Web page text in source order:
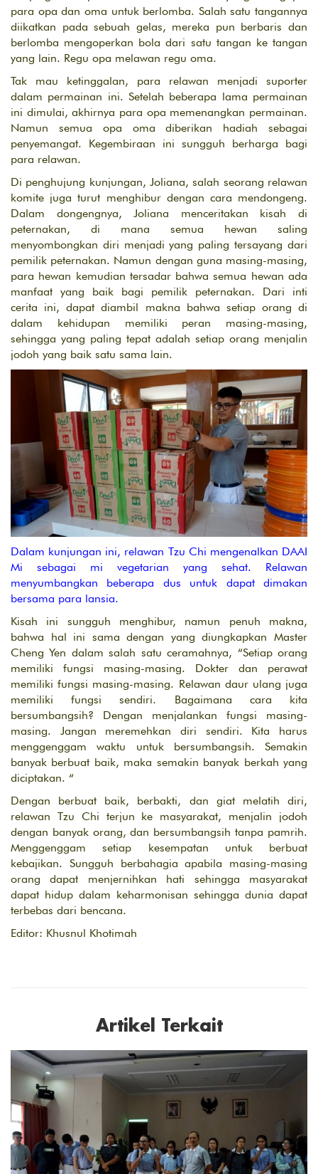
para opa dan oma untuk berlomba. Salah satu tangannya
diikatkan pada sebuah gelas, mereka pun berbaris dan
berlomba mengoperkan bola dari satu tangan ke tangan
yang lain. Regu opa melawan regu oma.
Tak mau ketinggalan, para relawan menjadi suporter
dalam permainan ini. Setelah beberapa lama permainan
ini dimulai, akhirnya para opa memenangkan permainan.
Namun semua opa oma diberikan hadiah sebagai
penyemangat. Kegembiraan ini sungguh berharga bagi
para relawan.
Di penghujung kunjungan, Joliana, salah seorang relawan
komite juga turut menghibur dengan cara mendongeng.
Dalam dongengnya, Joliana menceritakan kisah di
peternakan, di mana semua hewan saling
menyombongkan diri menjadi yang paling tersayang dari
pemilik peternakan. Namun dengan guna masing-masing,
para hewan kemudian tersadar bahwa semua hewan ada
manfaat yang baik bagi pemilik peternakan. Dari inti
cerita ini, dapat diambil makna bahwa setiap orang di
dalam kehidupan memiliki peran masing-masing,
sehingga yang paling tepat adalah setiap orang menjalin
jodoh yang baik satu sama lain.
Dalam kunjungan ini, relawan Tzu Chi mengenalkan DAAI
Mi sebagai mi vegetarian yang sehat. Relawan
menyumbangkan beberapa dus untuk dapat dimakan
bersama para lansia.
Kisah ini sungguh menghibur, namun penuh makna,
bahwa hal ini sama dengan yang diungkapkan Master
Cheng Yen dalam salah satu ceramahnya, “Setiap orang
memiliki fungsi masing-masing. Dokter dan perawat
memiliki fungsi masing-masing. Relawan daur ulang juga
memiliki fungsi sendiri. Bagaimana cara kita
bersumbangsih? Dengan menjalankan fungsi masing-
masing. Jangan meremehkan diri sendiri. Kita harus
menggenggam waktu untuk bersumbangsih. Semakin
banyak berbuat baik, maka semakin banyak berkah yang
diciptakan. “
Dengan berbuat baik, berbakti, dan giat melatih diri,
relawan Tzu Chi terjun ke masyarakat, menjalin jodoh
dengan banyak orang, dan bersumbangsih tanpa pamrih.
Menggenggam setiap kesempatan untuk berbuat
kebajikan. Sungguh berbahagia apabila masing-masing
orang dapat menjernihkan hati sehingga masyarakat
dapat hidup dalam keharmonisan sehingga dunia dapat
terbebas dari bencana.
Editor: Khusnul Khotimah
Artikel Terkait